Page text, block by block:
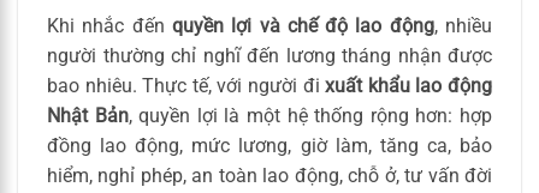
Khi nhắc đến quyền lợi và chế độ lao động, nhiều
người thường chỉ nghĩ đến lương tháng nhận được
bao nhiêu. Thực tế, với người đixuất khẩu lao động
Nhật Bản, quyền lợi là một hệ thống rộng hơn: hợp
đồng lao động, mức lương, giờ làm, tăng ca, bảo
hiểm, nghỉ phép, an toàn lao động, chỗ ở, tư vấn đời